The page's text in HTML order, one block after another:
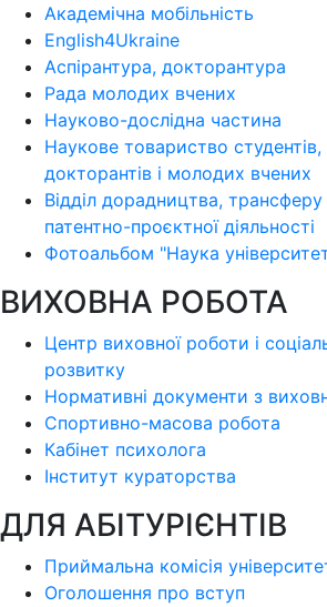
Академічна мобільність
English4Ukraine
Аспірантура, докторантура
Рада молодих вчених
Науково-дослідна частина
Наукове товариство студентів,
докторантів і молодих вчених
Відділ дорадництва, трансферу
патентно-проєктної діяльності
Фотоальбом "Наука
ВИХОВНА РОБОТА
Центр виховної роботи і
розвитку
Нормативні документи з
Спортивно-масова робота
Кабінет психолога
Інститут кураторства
ДЛЯ АБІТУРІЄНТІВ
Приймальна комісія
Оголошення про вступ